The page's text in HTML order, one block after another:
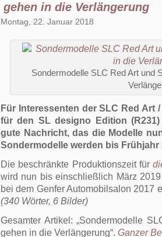
gehen in die Verlängerung
Montag, 22. Januar 2018
Sondermodelle SLC Red Art und
Für Interessenten der SLC Red Art
für den SL designo Edition
gute Nachricht, das die Modelle
Sondermodelle werden bis Frühjahr
Die beschränkte Produktionszeit für
wird nun bis einschließlich März
bei dem Genfer Automobilsalon 2017
(340 Wörter, 6 Bilder)
Gesamter Artikel: Sondermodelle
gehen in die Verlängerung . Ganzer